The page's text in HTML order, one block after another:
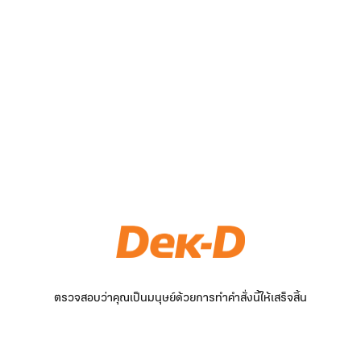
ตรวจสอบว่าคุณเป็นมนุษย์ด้วยการทำคำสั่งนี้ให้เสร็จสิ้น